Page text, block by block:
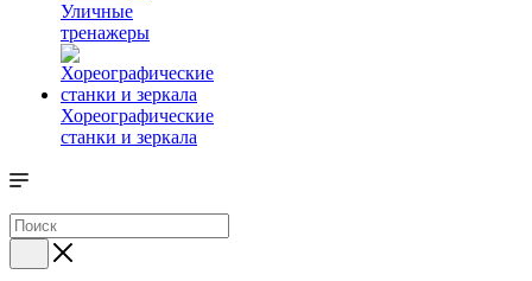
Уличные
тренажеры
Хореографические
станки и зеркала